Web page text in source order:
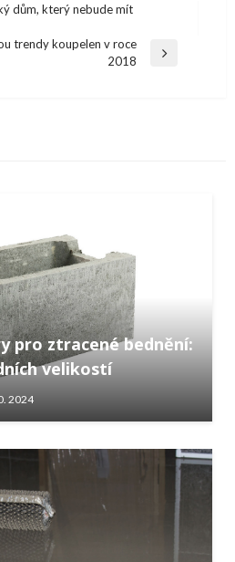
dům, který nebude mít
trendy koupelen v roce
2018
pro ztracené bednění:
velikostí
2024